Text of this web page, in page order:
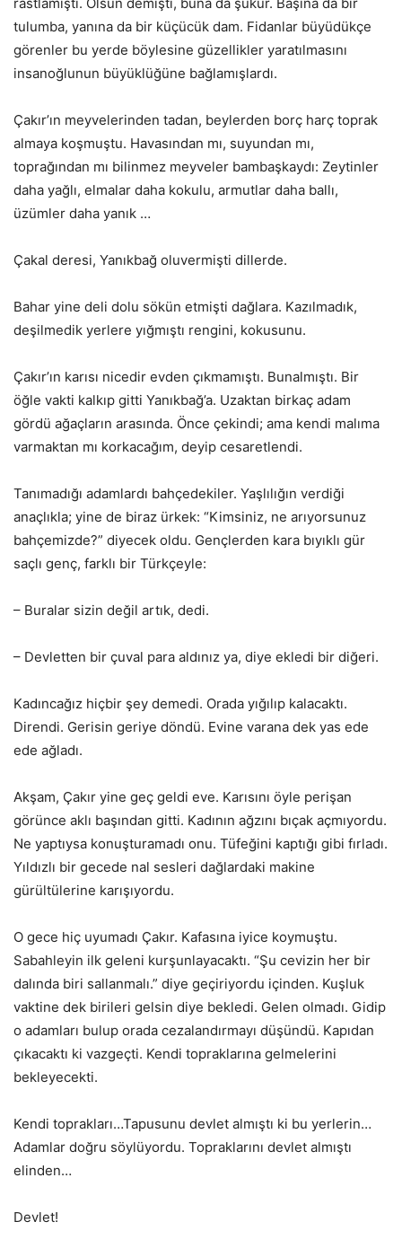
tulumba, yanına da bir küçücük dam. Fidanlar büyüdükçe
görenler bu yerde böylesine güzellikler yaratılmasını
insanoğlunun büyüklüğüne bağlamışlardı.
Çakır’ın meyvelerinden tadan, beylerden borç harç toprak
almaya koşmuştu. Havasından mı, suyundan mı,
toprağından mı bilinmez meyveler bambaşkaydı: Zeytinler
daha yağlı, elmalar daha kokulu, armutlar daha ballı,
üzümler daha yanık …
Çakal deresi, Yanıkbağ oluvermişti dillerde.
Bahar yine deli dolu sökün etmişti dağlara. Kazılmadık,
deşilmedik yerlere yığmıştı rengini, kokusunu.
Çakır’ın karısı nicedir evden çıkmamıştı. Bunalmıştı. Bir
öğle vakti kalkıp gitti Yanıkbağ’a. Uzaktan birkaç adam
gördü ağaçların arasında. Önce çekindi; ama kendi malıma
varmaktan mı korkacağım, deyip cesaretlendi.
Tanımadığı adamlardı bahçedekiler. Yaşlılığın verdiği
anaçlıkla; yine de biraz ürkek: “Kimsiniz, ne arıyorsunuz
bahçemizde?” diyecek oldu. Gençlerden kara bıyıklı gür
saçlı genç, farklı bir Türkçeyle:
– Buralar sizin değil artık, dedi.
– Devletten bir çuval para aldınız ya, diye ekledi bir diğeri.
Kadıncağız hiçbir şey demedi. Orada yığılıp kalacaktı.
Direndi. Gerisin geriye döndü. Evine varana dek yas ede
ede ağladı.
Akşam, Çakır yine geç geldi eve. Karısını öyle perişan
görünce aklı başından gitti. Kadının ağzını bıçak açmıyordu.
Ne yaptıysa konuşturamadı onu. Tüfeğini kaptığı gibi fırladı.
Yıldızlı bir gecede nal sesleri dağlardaki makine
gürültülerine karışıyordu.
O gece hiç uyumadı Çakır. Kafasına iyice koymuştu.
Sabahleyin ilk geleni kurşunlayacaktı. “Şu cevizin her bir
dalında biri sallanmalı.” diye geçiriyordu içinden. Kuşluk
vaktine dek birileri gelsin diye bekledi. Gelen olmadı. Gidip
o adamları bulup orada cezalandırmayı düşündü. Kapıdan
çıkacaktı ki vazgeçti. Kendi topraklarına gelmelerini
bekleyecekti.
Kendi toprakları…Tapusunu devlet almıştı ki bu yerlerin…
Adamlar doğru söylüyordu. Topraklarını devlet almıştı
elinden…
Devlet!